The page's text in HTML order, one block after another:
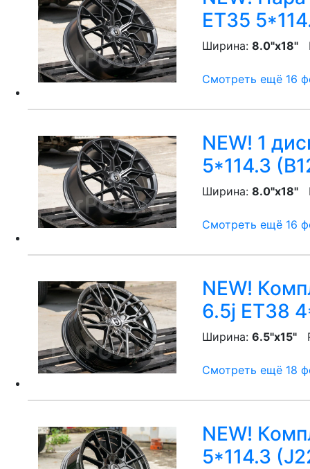
ET35
Ширина: 8.0"x18"
Смотреть ещё 16
NEW! 1
5*114.3
Ширина: 8.0"x18"
Смотреть ещё 16
NEW!
6.5j ET38
Ширина: 6.5"x15"
Смотреть ещё 18
NEW!
5*114.3